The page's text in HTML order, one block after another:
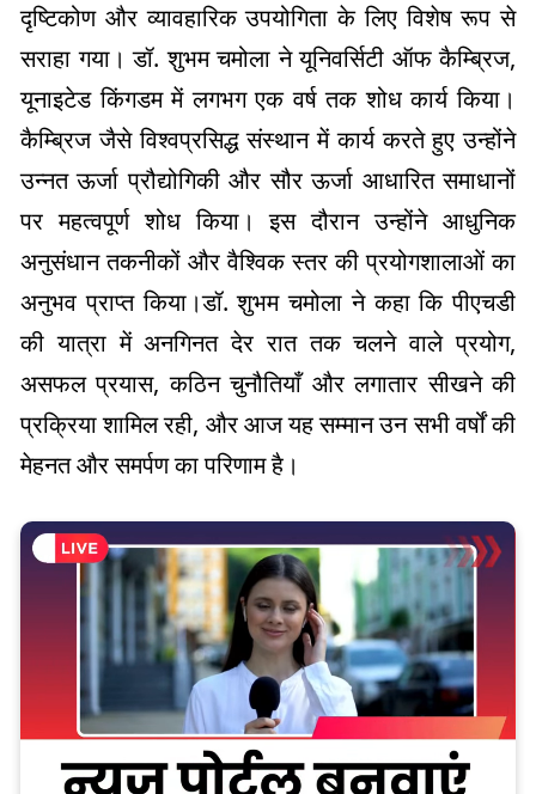
दृष्टिकोण और व्यावहारिक उपयोगिता के लिए विशेष रूप से
सराहा गया। डॉ. शुभम चमोला ने यूनिवर्सिटी ऑफ कैम्ब्रिज,
यूनाइटेड किंगडम में लगभग एक वर्ष तक शोध कार्य किया।
कैम्ब्रिज जैसे विश्वप्रसिद्ध संस्थान में कार्य करते हुए उन्होंने
उन्नत ऊर्जा प्रौद्योगिकी और सौर ऊर्जा आधारित समाधानों
पर महत्वपूर्ण शोध किया। इस दौरान उन्होंने आधुनिक
अनुसंधान तकनीकों और वैश्विक स्तर की प्रयोगशालाओं का
अनुभव प्राप्त किया।डॉ. शुभम चमोला ने कहा कि पीएचडी
की यात्रा में अनगिनत देर रात तक चलने वाले प्रयोग,
असफल प्रयास, कठिन चुनौतियाँ और लगातार सीखने की
प्रक्रिया शामिल रही, और आज यह सम्मान उन सभी वर्षों की
मेहनत और समर्पण का परिणाम है।